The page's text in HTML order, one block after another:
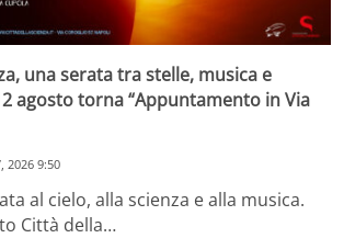
una serata tra stelle, musica e
agosto torna “Appuntamento in Via
2026 9:50
al cielo, alla scienza e alla musica.
Città della…